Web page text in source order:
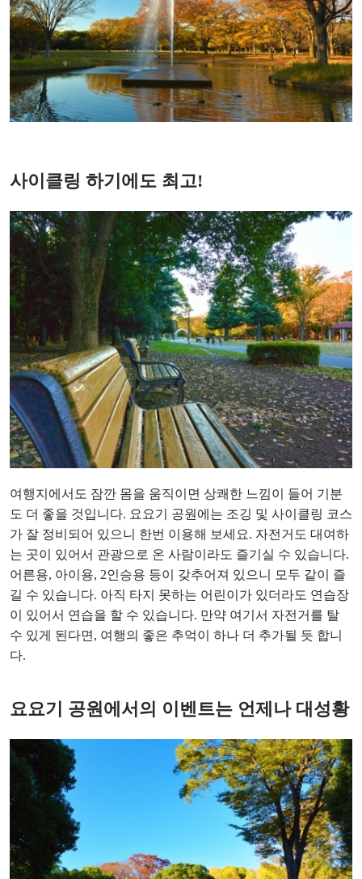
사이클링 하기에도 최고!
여행지에서도 잠깐 몸을 움직이면 상쾌한 느낌이 들어 기분
도 더 좋을 것입니다. 요요기 공원에는 조깅 및 사이클링 코스
가 잘 정비되어 있으니 한번 이용해 보세요. 자전거도 대여하
는 곳이 있어서 관광으로 온 사람이라도 즐기실 수 있습니다.
어른용, 아이용, 2인승용 등이 갖추어져 있으니 모두 같이 즐
길 수 있습니다. 아직 타지 못하는 어린이가 있더라도 연습장
이 있어서 연습을 할 수 있습니다. 만약 여기서 자전거를 탈
수 있게 된다면, 여행의 좋은 추억이 하나 더 추가될 듯 합니
다.
요요기 공원에서의 이벤트는 언제나 대성황